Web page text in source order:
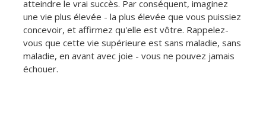
atteindre le vrai succès. Par conséquent, imaginez
une vie plus élevée - la plus élevée que vous puissiez
concevoir, et affirmez qu'elle est vôtre. Rappelez-
vous que cette vie supérieure est sans maladie, sans
maladie, en avant avec joie - vous ne pouvez jamais
échouer.